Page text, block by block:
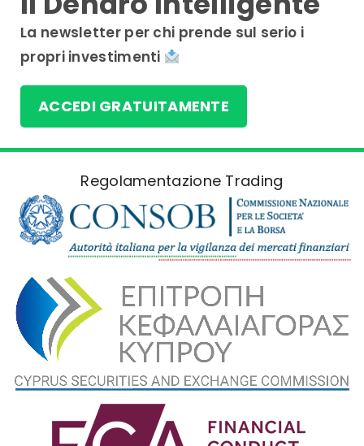
La newsletter per chi prende sul serio i
propri investimenti
ACCEDI GRATUITAMENTE
Regolamentazione Trading